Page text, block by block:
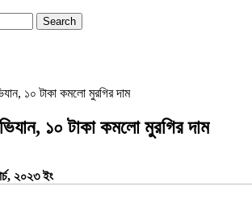
১০ টাকা কমলো মুরগির দাম
১০ টাকা কমলো মুরগির দাম
২০২৩ ইং